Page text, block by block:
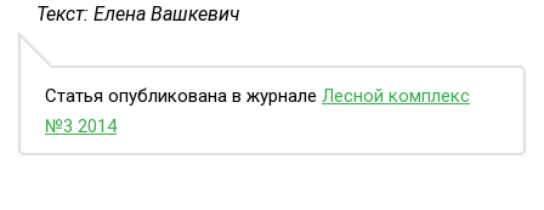
Текст: Елена Вашкевич
Статья опубликована в журнале Лесной комплекс
№3 2014